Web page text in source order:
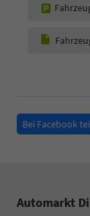
Bei Facebook
Automarkt